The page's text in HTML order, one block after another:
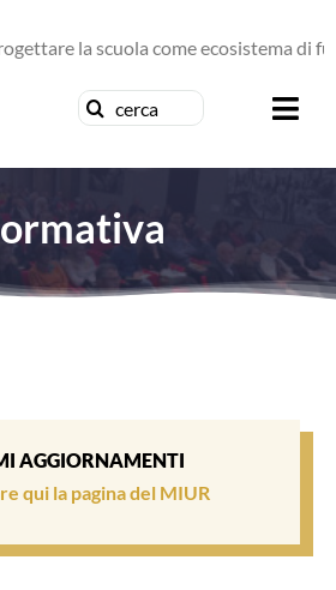
la scuola come ecosistema di futuro
Cerca
AGGIORNAMENTI
qui la pagina del MIUR